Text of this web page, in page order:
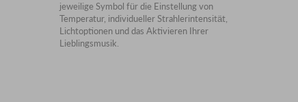
jeweilige Symbol für die Einstellung von
Temperatur, individueller Strahlerintensität,
Lichtoptionen und das Aktivieren Ihrer
Lieblingsmusik.